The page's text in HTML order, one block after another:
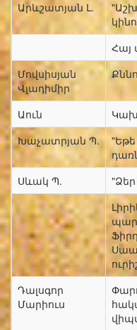
Արևշատյան Լ.
Հայ
Մովսիսյան
Վլադիմիր
Աուն
Խաչատրյան Պ.
Սևակ Պ.
Դալսգոր
Մարիուս